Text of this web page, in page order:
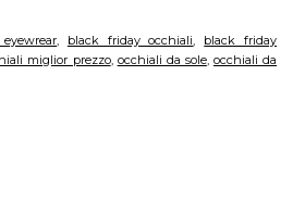
black friday occhiali
black friday
miglior prezzo, occhiali da sole, occhiali da